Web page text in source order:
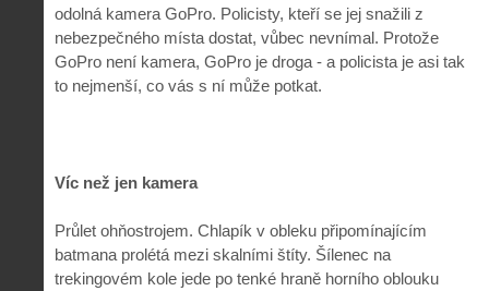
odolná kamera GoPro. Policisty, kteří se jej snažili z
nebezpečného místa dostat, vůbec nevnímal. Protože
GoPro není kamera, GoPro je droga - a policista je asi tak
to nejmenší, co vás s ní může potkat.
Víc než jen kamera
Průlet ohňostrojem. Chlapík v obleku připomínajícím
batmana prolétá mezi skalními štíty. Šílenec na
trekingovém kole jede po tenké hraně horního oblouku